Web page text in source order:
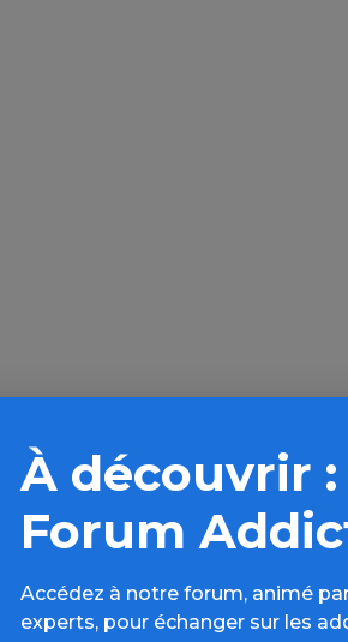
Écrans
pratiques, FAQ,
À découvrir :
Forum
Accédez à notre forum, animé
experts, pour échanger sur les